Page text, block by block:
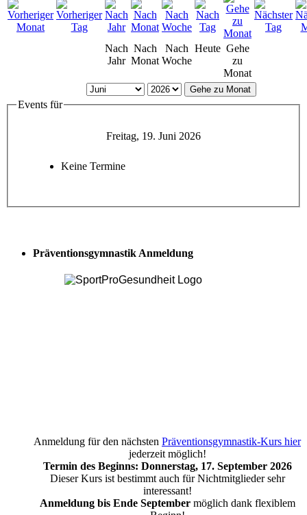
Nach
Jahr
Nach
Monat
Nach
Woche
Heute Gehe
zu
Monat
Gehe zu Monat
Events für
Freitag, 19. Juni 2026
Keine Termine
Präventionsgymnastik Anmeldung
Anmeldung für den nächsten Präventionsgymnastik-Kurs hier
jederzeit möglich!
Termin des Beginns: Donnerstag, 17. September 2026
Dieser Kurs ist bestimmt auch für Nichtmitglieder sehr
interessant!
Anmeldung bis Ende September möglich dank flexiblem